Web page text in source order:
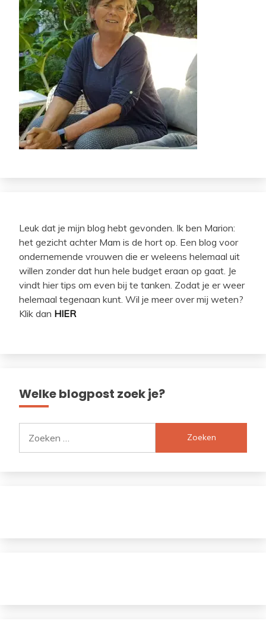
Leuk dat je mijn blog hebt gevonden. Ik ben Marion:
het gezicht achter Mam is de hort op. Een blog voor
ondernemende vrouwen die er weleens helemaal uit
willen zonder dat hun hele budget eraan op gaat. Je
vindt hier tips om even bij te tanken. Zodat je er weer
helemaal tegenaan kunt. Wil je meer over mij weten?
Klik dan HIER
Welke blogpost zoek je?
naar: